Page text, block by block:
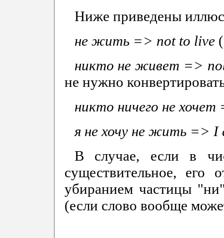
Ниже приведены
не жить => not to live
никто не живет =>
не нужно
никто ничего не
я нехочунежить=> I
В случае, если в
существительное, его
убиранием частицы
(если слово вообще